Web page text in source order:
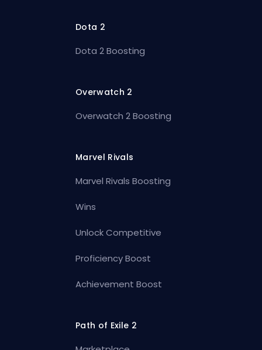
Dota 2
Dota 2 Boosting
Overwatch 2
Overwatch 2 Boosting
Marvel Rivals
Marvel Rivals Boosting
Wins
Unlock Competitive
Proficiency Boost
Achievement Boost
Path of Exile 2